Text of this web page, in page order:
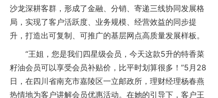
沙龙深耕客群，形成了金融、分销、寄递三线协同发展格
局，实现了客户活跃度、业务规模、经营效益的同步提
升，打造出可复制、可推广的基层网点高质量发展样板。
“王姐，您是我们四星级会员，今天这款5升的特香菜
籽油会员可以享受会员补贴价，比平时划算很多！”5月28
日，在四川省南充市嘉陵区一立邮政所，理财经理杨春燕
热情地为客户讲解会员优惠活动。在她的引导下，客户王